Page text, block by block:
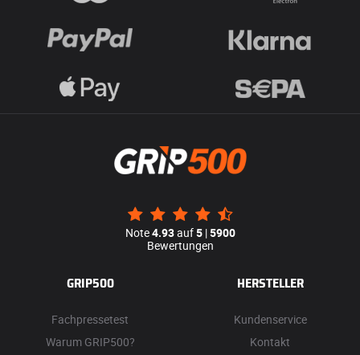
Note4.93auf5|5900
Bewertungen
GRIP500
Fachpressetest
Warum GRIP500?
HERSTELLER
Kundenservice
Kontakt